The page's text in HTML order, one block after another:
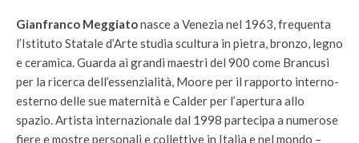
Gianfranco Meggiatonasce a Venezia nel 1963, frequenta
l’Istituto Statale d’Arte studia scultura in pietra, bronzo, legno
e ceramica. Guarda ai grandi maestri del 900 come Brancusi
per la ricerca dell’essenzialità, Moore per il rapporto interno-
esterno delle sue maternità e Calder per l’apertura allo
spazio. Artista internazionale dal 1998 partecipa a numerose
fiere e mostre personali e collettive in Italia e nel mondo –